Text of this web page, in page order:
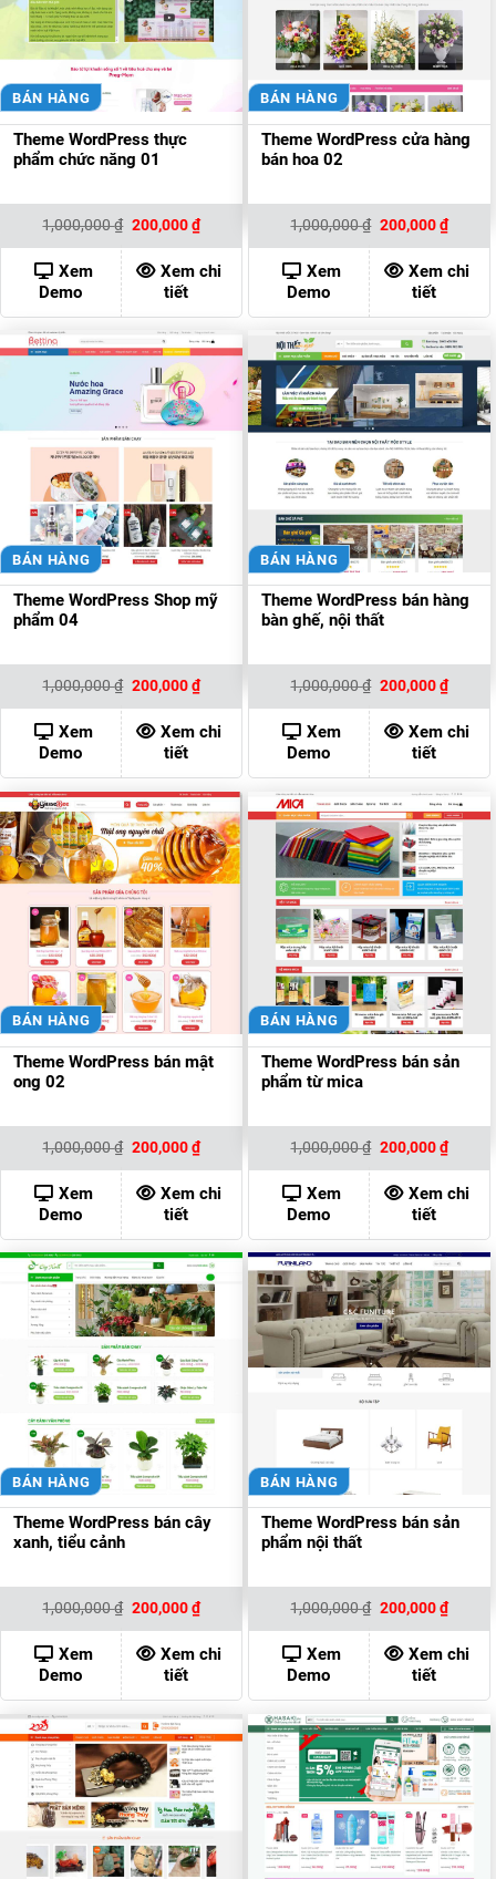
BÁN HÀNG
Theme WordPress thực
phẩm chức năng 01
1,000,000₫ Giá
là:
1,000,000 ₫.
200,000₫Giá
hiện
tại
là:
200,000 ₫.
Xem
Demo
Xem chi
tiết
BÁN HÀNG
Theme WordPress cửa hàng
bán hoa 02
1,000,000₫ Giá
là:
1,000,000 ₫.
200,000₫Giá
hiện
tại
là:
Xem
Demo
Xem chi
tiết
BÁN HÀNG
Theme WordPress Shop mỹ
phẩm 04
1,000,000₫ Giá
là:
1,000,000 ₫.
200,000₫Giá
hiện
tại
là:
200,000 ₫.
Xem
Demo
Xem chi
tiết
BÁN HÀNG
Theme WordPress bán hàng
bàn ghế, nội thất
1,000,000₫ Giá
là:
1,000,000 ₫.
200,000₫Giá
hiện
tại
là:
Xem
Demo
Xem chi
tiết
BÁN HÀNG
Theme WordPress bán mật
ong 02
1,000,000₫ Giá
là:
1,000,000 ₫.
200,000₫Giá
hiện
tại
là:
200,000 ₫.
Xem
Demo
Xem chi
tiết
BÁN HÀNG
Theme WordPress bán sản
phẩm từ mica
1,000,000₫ Giá
là:
1,000,000 ₫.
200,000₫Giá
hiện
tại
là:
Xem
Demo
Xem chi
tiết
BÁN HÀNG
Theme WordPress bán cây
xanh, tiểu cảnh
1,000,000₫ Giá
là:
1,000,000 ₫.
200,000₫Giá
hiện
tại
là:
200,000 ₫.
Xem
Demo
Xem chi
tiết
BÁN HÀNG
Theme WordPress bán sản
phẩm nội thất
1,000,000₫ Giá
là:
1,000,000 ₫.
200,000₫Giá
hiện
tại
là:
Xem
Demo
Xem chi
tiết